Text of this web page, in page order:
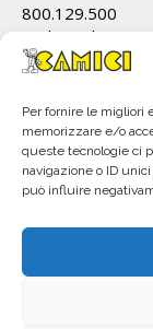
Per fornire le migliori
memorizzare e/o
queste tecnologie ci
navigazione o ID
può influire
800.129.500
Cod.Fiscale/
info@ecamici.it
All material ©